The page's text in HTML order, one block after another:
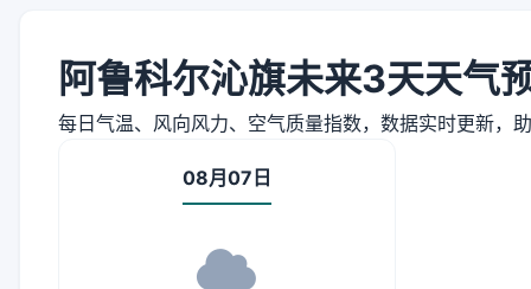
阿鲁科尔沁旗未来3天天气
每日气温、风向风力、空气质量指数，数据实时更新，
08月07日